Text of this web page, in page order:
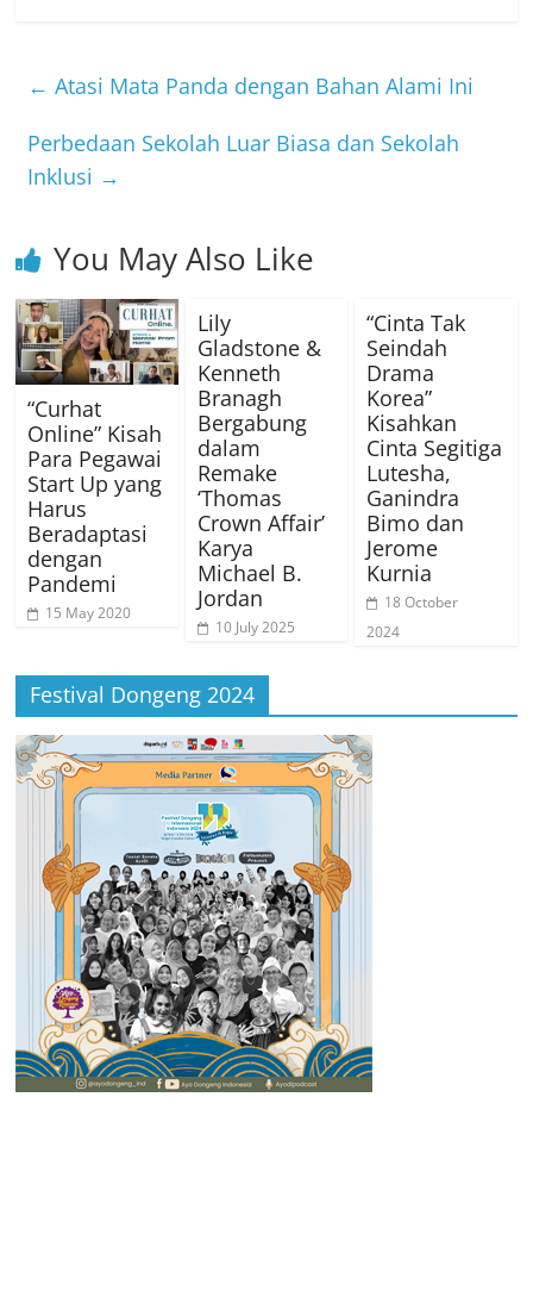
← Atasi Mata Panda dengan Bahan Alami Ini
Perbedaan Sekolah Luar Biasa dan Sekolah
Inklusi →
You May Also Like
“Curhat
Online” Kisah
Para Pegawai
Start Up yang
Harus
Beradaptasi
dengan
Pandemi
15 May 2020
Lily
Gladstone &
Kenneth
Branagh
Bergabung
dalam
Remake
‘Thomas
Crown Affair’
Karya
Michael B.
Jordan
10 July 2025
“Cinta Tak
Seindah
Drama
Korea”
Kisahkan
Cinta Segitiga
Lutesha,
Ganindra
Bimo dan
Jerome
Kurnia
18 October
2024
Festival Dongeng 2024